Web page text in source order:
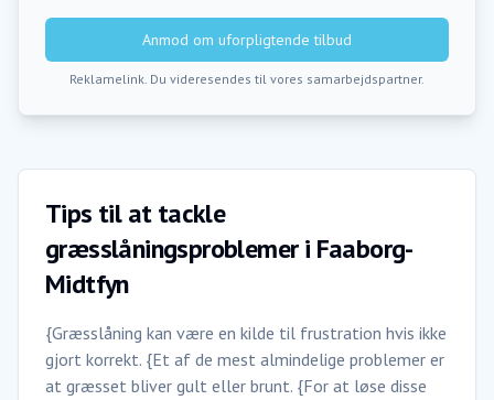
Anmod om uforpligtende tilbud
Reklamelink. Du videresendes til vores samarbejdspartner.
Tips til at tackle
græsslåningsproblemer i Faaborg-
Midtfyn
{Græsslåning kan være en kilde til frustration hvis ikke
gjort korrekt. {Et af de mest almindelige problemer er
at græsset bliver gult eller brunt. {For at løse disse